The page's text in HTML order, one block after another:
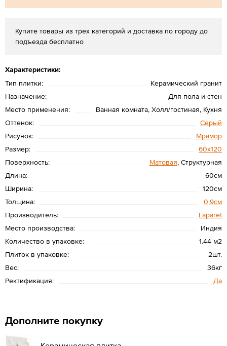
Купите товары из трех категорий и доставка по городу до
подъезда бесплатно
Характеристики:
Тип плитки:
Керамический гранит
Назначение:
Для пола и стен
Место применения:
Ванная комната, Холл/гостиная, Кухня
Оттенок:
Серый
Рисунок:
Мрамор
Размер:
60х120
Поверхность:
Матовая, Структурная
Длина:
60см
Ширина:
120см
Толщина:
0,9см
Производитель:
Laparet
Место производства:
Индия
Количество в упаковке:
1.44 м2
Плиток в упаковке:
2шт.
Вес:
36кг
Ректификация:
Да
Дополните покупку